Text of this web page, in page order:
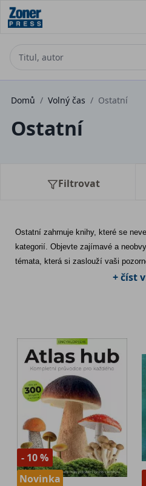
Domů / Volný čas / Ostatní
Ostatní
Filtrovat
Ostatní zahrnuje knihy, které se
kategorií. Objevte zajímavé a
témata, která si zaslouží vaši
+ číst
- 10 %
Novinka